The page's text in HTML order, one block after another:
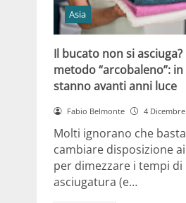
Asia
Il bucato non si asciuga?
metodo “arcobaleno”: in
stanno avanti anni luce
Fabio Belmonte 4
Molti ignorano che basta
cambiare disposizione
per dimezzare i tempi di
asciugatura (e…